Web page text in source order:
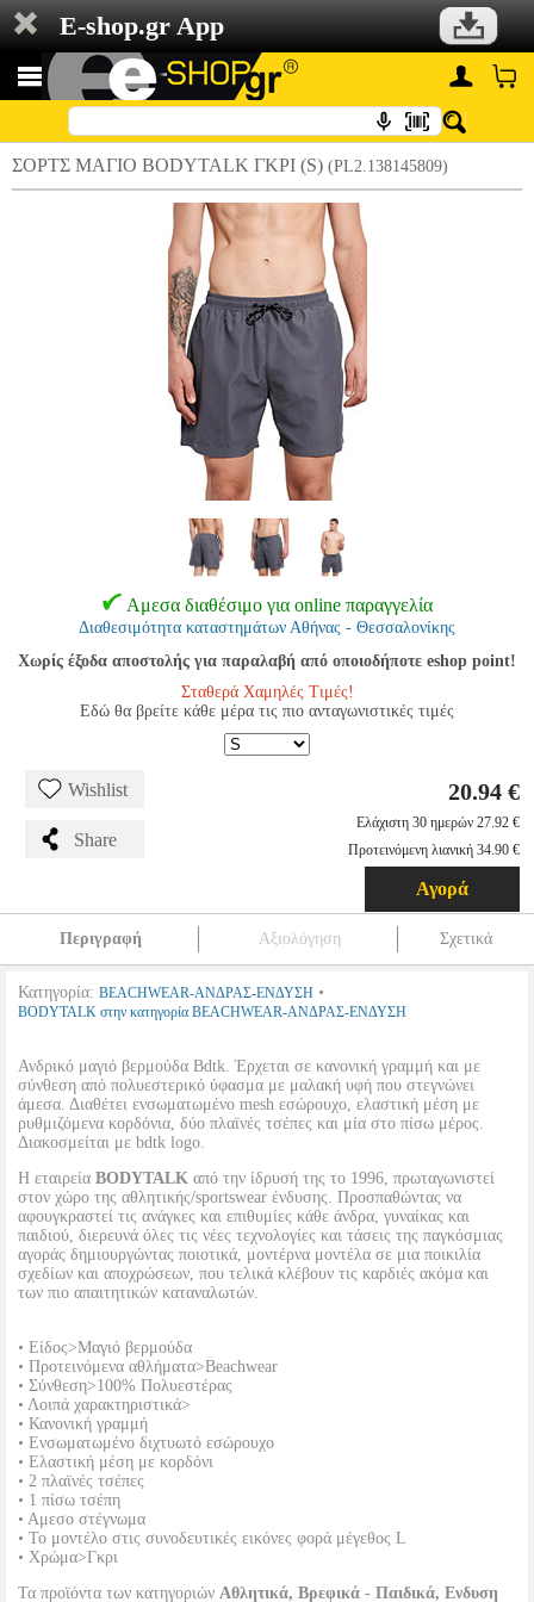
E-shop.gr App
ΣΟΡΤΣ ΜΑΓΙΟ BODYTALK ΓΚΡΙ (S) (PL2.138145809)
Αμεσα διαθέσιμο για online παραγγελία
Διαθεσιμότητα καταστημάτων Αθήνας - Θεσσαλονίκης
Χωρίς έξοδα αποστολής για παραλαβή από οποιοδήποτε eshop point!
Σταθερά Χαμηλές Τιμές!
Εδώ θα βρείτε κάθε μέρα τις πιο ανταγωνιστικές τιμές
Wishlist
Share
20.94 €
Ελάχιστη 30 ημερών 27.92 €
Προτεινόμενη λιανική 34.90 €
Αγορά
Περιγραφή Αξιολόγηση Σχετικά
Κατηγορία: BEACHWEAR-ΑΝΔΡΑΣ-ΕΝΔΥΣΗ •
BODYTALK στην κατηγορία BEACHWEAR-ΑΝΔΡΑΣ-ΕΝΔΥΣΗ
Ανδρικό μαγιό βερμούδα Bdtk. Έρχεται σε κανονική γραμμή και με
σύνθεση από πολυεστερικό ύφασμα με μαλακή υφή που στεγνώνει
άμεσα. Διαθέτει ενσωματωμένο mesh εσώρουχο, ελαστική μέση με
ρυθμιζόμενα κορδόνια, δύο πλαϊνές τσέπες και μία στο πίσω μέρος.
Διακοσμείται με bdtk logo.
Η εταιρεία BODYTALK από την ίδρυσή της το 1996, πρωταγωνιστεί
στον χώρο της αθλητικής/sportswear ένδυσης. Προσπαθώντας να
αφουγκραστεί τις ανάγκες και επιθυμίες κάθε άνδρα, γυναίκας και
παιδιού, διερευνά όλες τις νέες τεχνολογίες και τάσεις της παγκόσμιας
αγοράς δημιουργώντας ποιοτικά, μοντέρνα μοντέλα σε μια ποικιλία
σχεδίων και αποχρώσεων, που τελικά κλέβουν τις καρδιές ακόμα και
των πιο απαιτητικών καταναλωτών.
• Είδος>Μαγιό βερμούδα
• Προτεινόμενα αθλήματα>Beachwear
• Σύνθεση>100% Πολυεστέρας
• Λοιπά χαρακτηριστικά>
• Κανονική γραμμή
• Ενσωματωμένο διχτυωτό εσώρουχο
• Ελαστική μέση με κορδόνι
• 2 πλαϊνές τσέπες
• 1 πίσω τσέπη
• Αμεσο στέγνωμα
• To μοντέλο στις συνοδευτικές εικόνες φορά μέγεθος L
• Χρώμα>Γκρι
Τα προϊόντα των κατηγοριών Αθλητικά, Βρεφικά - Παιδικά, Ενδυση